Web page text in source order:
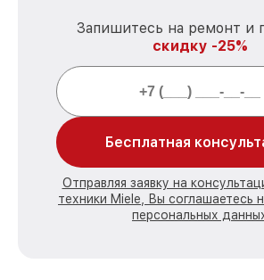
Запишитесь на ремонт и
скидку -25%
Бесплатная
Отправляя заявку на
техники Miele, Вы соглашаетесь
персональных